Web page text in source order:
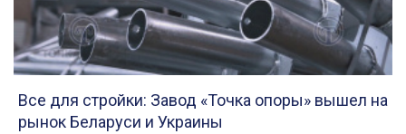
Все для стройки: Завод «Точка опоры» вышел на
рынок Беларуси и Украины